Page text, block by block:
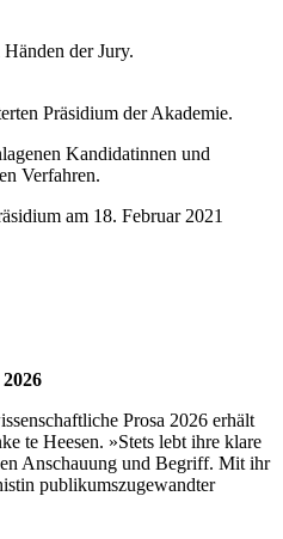
der Jury.
Präsidium der Akademie.
Kandidatinnen und
Verfahren.
am 18. Februar 2021
Prosa 2026 erhält
te Heesen. »Stets lebt ihre klare
Anschauung und Begriff. Mit ihr
publikums­zugewandter